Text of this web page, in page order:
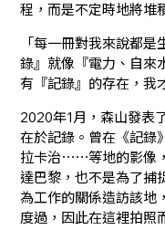
程，而是不定時地將堆
「每一冊對我來說都
錄』就像『電力、自來
有『記錄』的存在，我
2020年1月，森山發表
在於記錄。曾在《記錄
拉卡治⋯⋯等地的影像
達巴黎，也不是為了捕
為工作的關係造訪該地
度過，因此在這裡拍照